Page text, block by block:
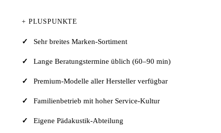
+ PLUSPUNKTE
Sehr breites Marken-Sortiment
Lange Beratungstermine üblich (60–90 min)
Premium-Modelle aller Hersteller verfügbar
Familienbetrieb mit hoher Service-Kultur
Eigene Pädakustik-Abteilung